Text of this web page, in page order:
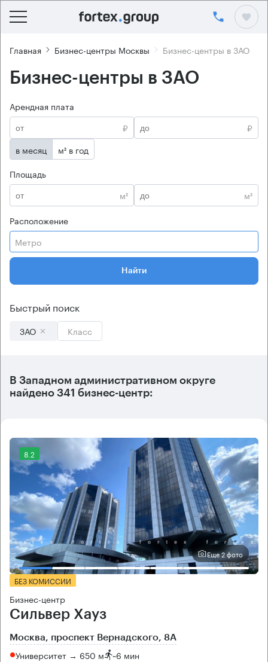
Главная Бизнес-центры Москвы Бизнес-центры в ЗАО
Бизнес-центры в ЗАО
Арендная плата
₽
₽
в месяц
м² в год
Площадь
м²
м²
Расположение
Метро
Найти
Быстрый поиск
ЗАО Класс
В Западном административном округе
найдено 341 бизнес-центр:
8.2
Еще 2 фото
БЕЗ КОМИССИИ
Бизнес-центр
Сильвер Хауз
Москва, проспект Вернадского, 8А
Университет → 650 м ~6 мин